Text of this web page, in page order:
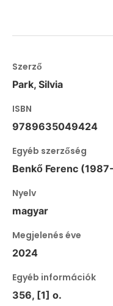
Szerző
Park, Silvia
ISBN
9789635049424
Egyéb szerzőség
Benkő Ferenc
Nyelv
magyar
Megjelenés éve
2024
Egyéb információk
356, [1] o.